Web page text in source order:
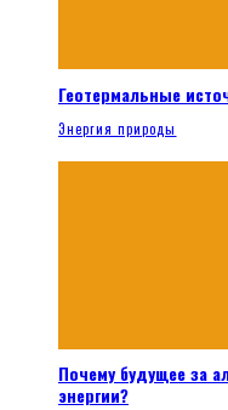
Геотермальные
Энергия природы
Почему будущее за
энергии?